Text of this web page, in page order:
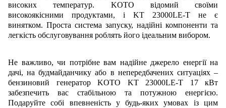
високих температур. KOTO відомий своїми
високоякісними продуктами, і KT 23000LE-T не є
винятком. Проста система запуску, надійні компоненти та
легкість обслуговування роблять його ідеальним вибором.
Не важливо, чи потрібне вам надійне джерело енергії на
дачі, на будмайданчику або в непередбачених ситуаціях –
бензиновий генератор KOTO KT 23000LE-T 17 кВт
забезпечить вас стабільною та потужною енергією.
Подаруйте собі впевненість у будь-яких умовах із цим